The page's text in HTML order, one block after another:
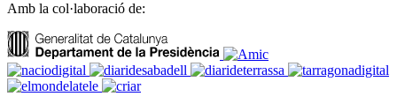
Amb la col·laboració de: